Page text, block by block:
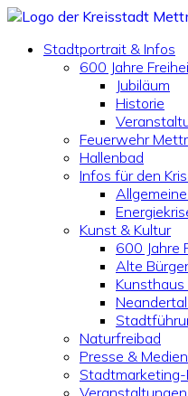
Stadtportrait & Infos
600 Jahre
Jubiläum
Historie
Feuerwehr
Hallenbad
Infos für den
Kunst & Kultur
600 Jahre
Alte
Naturfreibad
Presse & Medien